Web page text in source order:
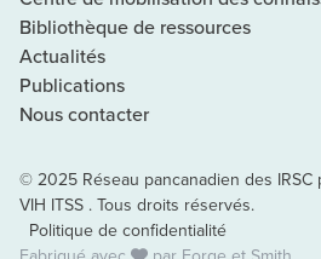
Bibliothèque de ressources
Actualités
Publications
Nous contacter
© 2025 Réseau pancanadien des IRSC
VIH ITSS . Tous droits réservés.
Politique de confidentialité